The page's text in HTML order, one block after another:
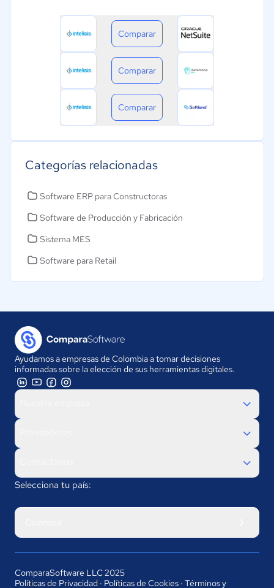
Comparar
Comparar
Comparar
Categorías relacionadas
Software ERP para Constructoras
Software de Producción y Fabricación
Sistema MES
Software para Retail
Ayudamos a empresas de Colombia a tomar decisiones
informadas sobre la elección de sus herramientas digitales.
Selecciona tu país:
ComparaSoftware LLC 2025
Políticas de Privacidad · Políticas de Cookies · Términos y